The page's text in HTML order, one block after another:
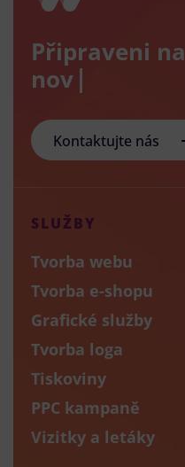
Připraveni na
nový e-
Kontaktujte nás
SLUŽBY
Tvorba webu
Tvorba e-shopu
Grafické služby
Tvorba loga
Tiskoviny
PPC kampaně
Vizitky a letáky